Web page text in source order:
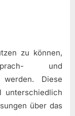
zu können,
und
werden. Diese
unterschiedlich
über das